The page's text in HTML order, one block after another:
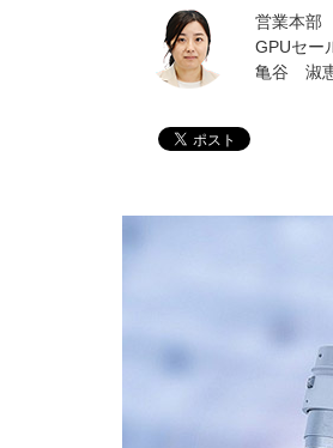
営業本部
GPUセー
亀谷 淑